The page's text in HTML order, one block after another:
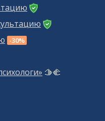
-30%
🫱‍🫲